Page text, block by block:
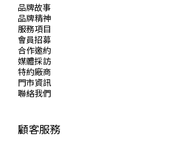
品牌故事
品牌精神
服務項目
會員招募
合作邀約
媒體採訪
特約廠商
門市資訊
聯絡我們
顧客服務